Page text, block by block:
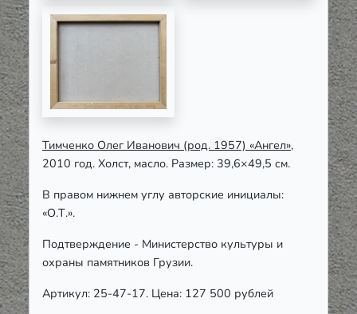
Тимченко Олег Иванович (род. 1957) «Ангел»,
2010 год. Холст, масло. Размер: 39,6×49,5 см.
В правом нижнем углу авторские инициалы:
«О.Т.».
Подтверждение - Министерство культуры и
охраны памятников Грузии.
Артикул: 25-47-17. Цена: 127 500 рублей